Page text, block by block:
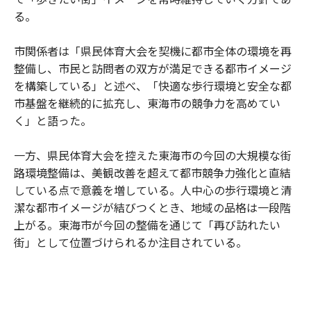
る。
市関係者は「県民体育大会を契機に都市全体の環境を再
整備し、市民と訪問者の双方が満足できる都市イメージ
を構築している」と述べ、「快適な歩行環境と安全な都
市基盤を継続的に拡充し、東海市の競争力を高めてい
く」と語った。
一方、県民体育大会を控えた東海市の今回の大規模な街
路環境整備は、美観改善を超えて都市競争力強化と直結
している点で意義を増している。人中心の歩行環境と清
潔な都市イメージが結びつくとき、地域の品格は一段階
上がる。東海市が今回の整備を通じて「再び訪れたい
街」として位置づけられるか注目されている。